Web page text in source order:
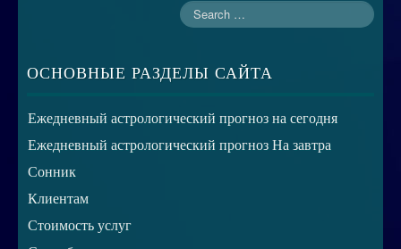
ОСНОВНЫЕ РАЗДЕЛЫ САЙТА
Ежедневный астрологический прогноз на сегодня
Ежедневный астрологический прогноз На завтра
Сонник
Клиентам
Стоимость услуг